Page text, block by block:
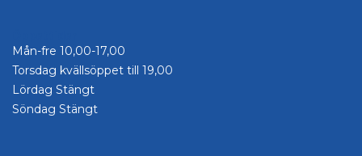
Mån-fre 10,00-17,00
Torsdag kvällsöppet till 19,00
Lördag Stängt
Söndag Stängt